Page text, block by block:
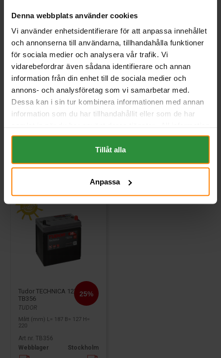
Denna webbplats använder cookies
Vi använder enhetsidentifierare för att anpassa innehållet
och annonserna till användarna, tillhandahålla funktioner
för sociala medier och analysera vår trafik. Vi
vidarebefordrar även sådana identifierare och annan
information från din enhet till de sociala medier och
annons- och analysföretag som vi samarbetar med.
Dessa kan i sin tur kombinera informationen med annan
information som du har tillhandahållit eller som de har
om "Cookies" och ditt val finner du på vår Cookie sida
längst ner i "footern" på sidan.
Tillåt alla
Anpassa
Varta Blue Dynamic 12v
40Ah A14
VARTA
Mått (mm) L=187 B=127 H=227 |
EN:330 | PS:0 | Kg:10,2
Art nr. A14
Webblager
Stockholm
Banner Power Bull 12v 40Ah
P4026
BANNER
Mått (mm) L=187 B=127 H=226 |
EN:330 | PS:0 | Kg:9,5
Art nr. SBP4026
Webblager
Stockholm
Tudor TECHNICA 12V 35Ah
TB356
TUDOR
Mått (mm) L= 187 B= 127 H=
220
Art nr. TB356
Webblager
Stockholm